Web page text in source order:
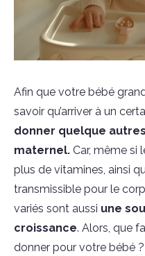
Afin que votre bébé
savoir qu’arriver à un
donner quelque
maternel. Car, même si
plus de vitamines, ainsi
transmissible pour le
variés sont aussi une
croissance. Alors, que
donner pour votre bébé ?